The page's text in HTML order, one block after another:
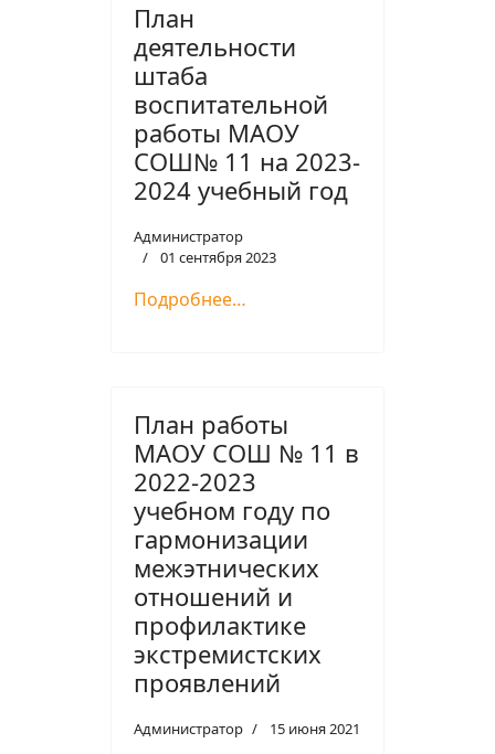
План
деятельности
штаба
воспитательной
работы МАОУ
СОШ№ 11 на 2023-
2024 учебный год
Администратор
01 сентября 2023
Подробнее…
План работы
МАОУ СОШ № 11 в
2022-2023
учебном году по
гармонизации
межэтнических
отношений и
профилактике
экстремистских
проявлений
Администратор 15 июня 2021